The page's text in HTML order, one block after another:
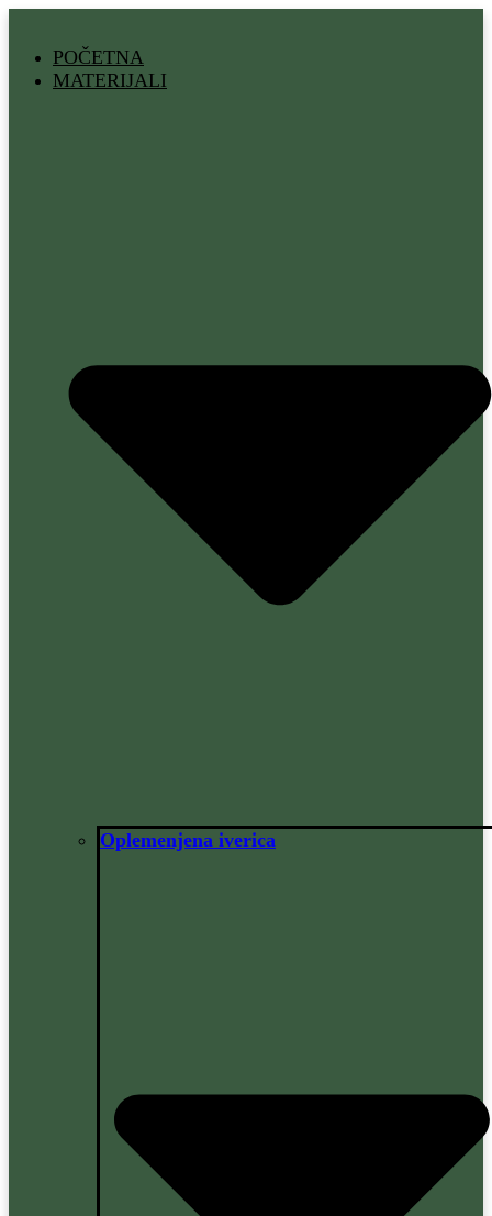
садржајPOČETNA
MATERIJALI
Oplemenjena iverica